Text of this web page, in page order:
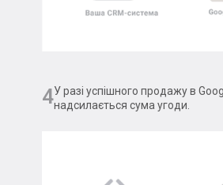
4У разі успішного продажу в
надсилається сума угоди.